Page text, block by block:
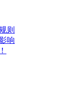
则
响